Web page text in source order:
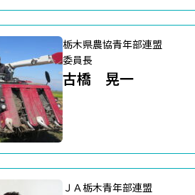
栃木県農協青年部連盟
委員長
古橋 晃一
ＪＡ栃木青年部連盟